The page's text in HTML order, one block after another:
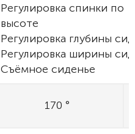
Регулировка спинки по
высоте
Регулировка глубины
Регулировка ширины
Съёмное сиденье
170 °